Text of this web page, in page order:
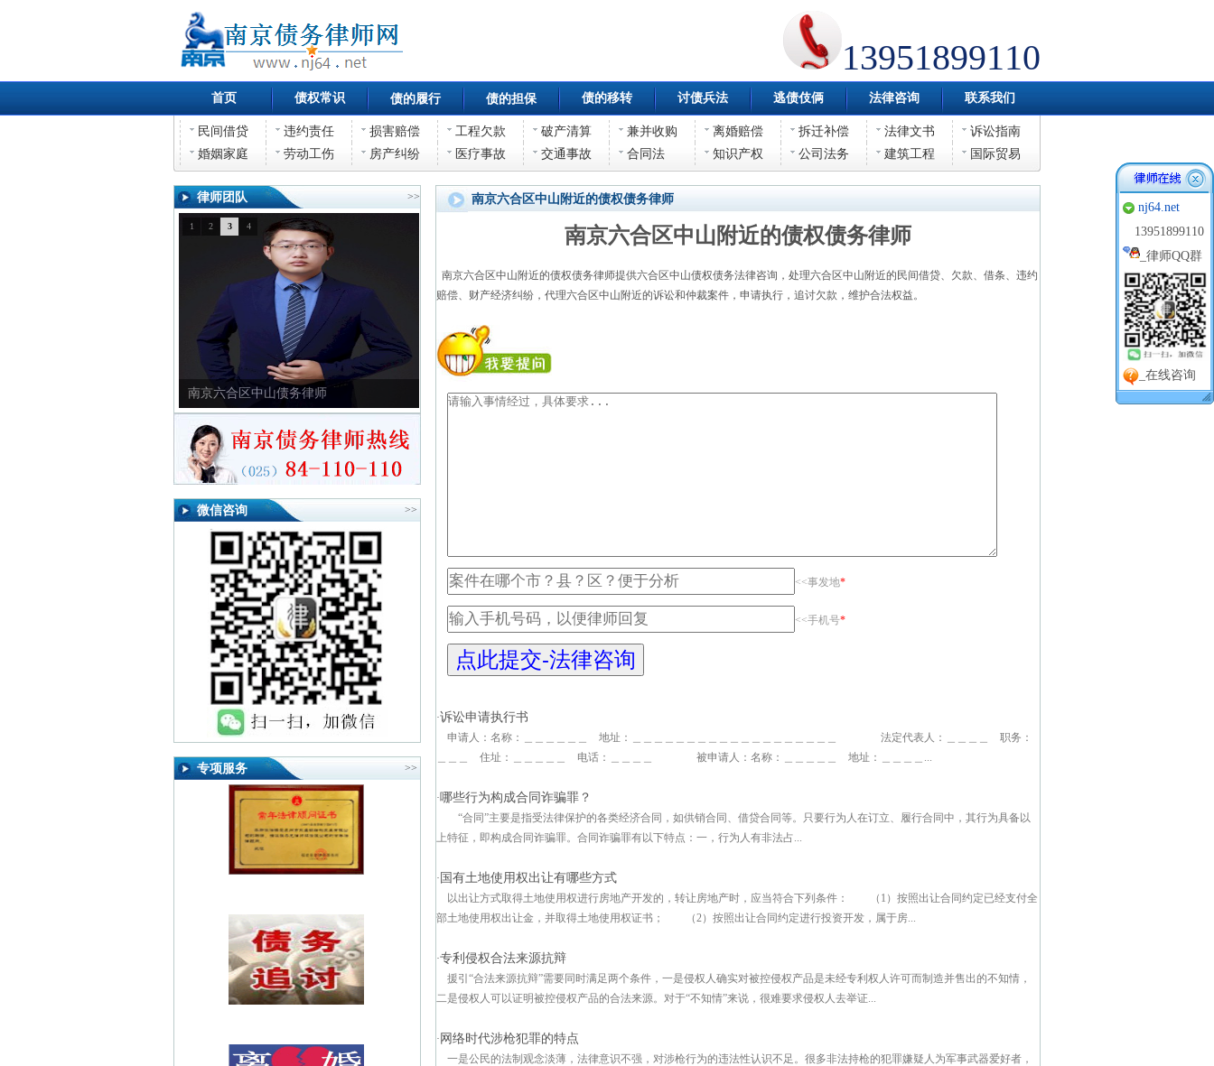
13951899110
首页 债权常识 债的履行 债的担保 债的移转 讨债兵法 逃债伎俩 法律咨询 联系我们
民间借贷 违约责任 损害赔偿 工程欠款 破产清算 兼并收购 离婚赔偿 拆迁补偿 法律文书
诉讼指南
婚姻家庭
劳动工伤 房产纠纷 医疗事故 交通事故 合同法 知识产权 公司法务 建筑工程 国际贸易
律师团队 >>
南京六合区中山债权债务律师
1 2 3 4
微信咨询 >>
专项服务 >>
南京六合区中山附近的债权债务律师
南京六合区中山附近的债权债务律师
南京六合区中山附近的债权债务律师提供六合区中山债权债务法律咨询，处理六合区中山附近的民间借贷、欠款、借条、违约
赔偿、财产经济纠纷，代理六合区中山附近的诉讼和仲裁案件，申请执行，追讨欠款，维护合法权益。
<<事发地*
<<手机号*
·诉讼申请执行书
申请人：名称：＿＿＿＿＿＿ 地址：＿＿＿＿＿＿＿＿＿＿＿＿＿＿＿＿＿＿＿ 法定代表人：＿＿＿＿ 职务：
＿＿＿ 住址：＿＿＿＿＿ 电话：＿＿＿＿ 被申请人：名称：＿＿＿＿＿ 地址：＿＿＿＿...
·哪些行为构成合同诈骗罪？
“合同”主要是指受法律保护的各类经济合同，如供销合同、借贷合同等。只要行为人在订立、履行合同中，其行为具备以
上特征，即构成合同诈骗罪。合同诈骗罪有以下特点：一，行为人有非法占...
· 国有土地使用权出让有哪些方式
以出让方式取得土地使用权进行房地产开发的，转让房地产时，应当符合下列条件： （1）按照出让合同约定已经支付全
部土地使用权出让金，并取得土地使用权证书； （2）按照出让合同约定进行投资开发，属于房...
·专利侵权合法来源抗辩
援引“合法来源抗辩”需要同时满足两个条件，一是侵权人确实对被控侵权产品是未经专利权人许可而制造并售出的不知情，
二是侵权人可以证明被控侵权产品的合法来源。对于“不知情”来说，很难要求侵权人去举证...
· 网络时代涉枪犯罪的特点
一是公民的法制观念淡薄，法律意识不强，对涉枪行为的违法性认识不足。很多非法持枪的犯罪嫌疑人为军事武器爱好者，
nj64.net
13951899110
_ 律师QQ群
_在线咨询